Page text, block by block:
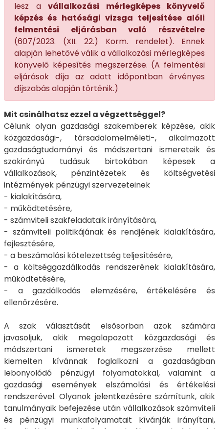
lesz a vállalkozási mérlegképes könyvelő
képzés és hatósági vizsga teljesítése alóli
felmentési eljárásban való részvételre
(607/2023. (XII. 22.) Korm. rendelet). Ennek
alapján lehetővé válik a vállalkozási mérlegképes
könyvelő képesítés megszerzése. (A felmentési
eljárások díja az adott időpontban érvényes
díjszabás alapján történik.)
Mit csinálhatsz ezzel a végzettséggel?
Célunk olyan gazdasági szakemberek képzése, akik
közgazdasági-, társadalomelméleti-, alkalmazott
gazdaságtudományi és módszertani ismereteik és
szakirányú tudásuk birtokában képesek a
vállalkozások, pénzintézetek és költségvetési
intézmények pénzügyi szervezeteinek
- kialakítására,
- működtetésére,
- számviteli szakfeladataik irányítására,
- számviteli politikájának és rendjének kialakítására,
fejlesztésére,
- a beszámolási kötelezettség teljesítésére,
- a költséggazdálkodás rendszerének kialakítására,
működtetésére,
- a gazdálkodás elemzésére, értékelésére és
ellenőrzésére.
A szak választását elsősorban azok számára
javasoljuk, akik megalapozott közgazdasági és
módszertani ismeretek megszerzése mellett
kiemelten kívánnak foglalkozni a gazdaságban
lebonyolódó pénzügyi folyamatokkal, valamint a
gazdasági események elszámolási és értékelési
rendszerével. Olyanok jelentkezésére számítunk, akik
tanulmányaik befejezése után vállalkozások számviteli
és pénzügyi munkafolyamatait kívánják irányítani,